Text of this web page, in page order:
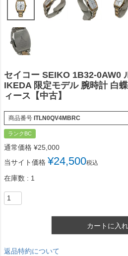
セイコー SEIKO 1B32-0AW0
IKEDA 限定モデル 腕時計 白
ィース【中古】
商品番号 ITLN0QV4MBRC
ランクBC
通常価格 ¥25,000
当サイト価格 ¥24,500税込
在庫数 1
カートに入
返品特約について